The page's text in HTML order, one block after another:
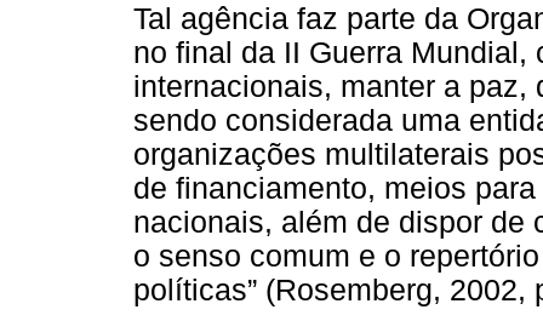
Tal agência faz parte da
no final da II Guerra
internacionais, manter a paz,
sendo considerada uma
organizações multilaterais
de financiamento, meios
nacionais, além de dispor de
o senso comum e o
políticas” (Rosemberg, 2002,